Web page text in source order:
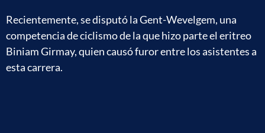
Recientemente, se disputó la Gent-Wevelgem, una
competencia de ciclismo de la que hizo parte el eritreo
Biniam Girmay, quien causó furor entre los asistentes a
esta carrera.